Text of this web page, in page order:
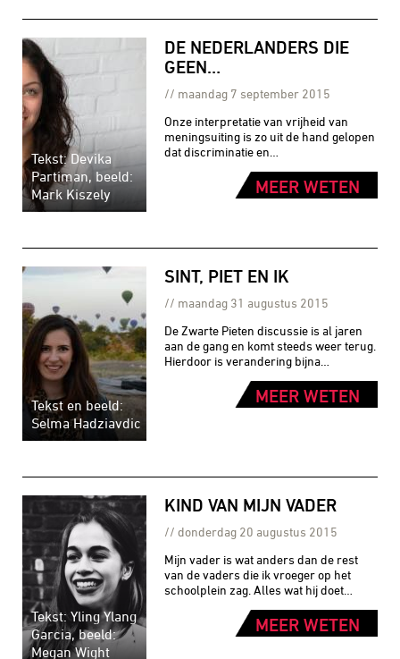
Tekst: Devika
Partiman, beeld:
Mark Kiszely
DE NEDERLANDERS DIE
GEEN…
maandag 7 september 2015
Onze interpretatie van vrijheid van
meningsuiting is zo uit de hand gelopen
dat discriminatie en…
MEER WETEN
Tekst en beeld:
Selma Hadziavdic
SINT, PIET EN IK
maandag 31 augustus 2015
De Zwarte Pieten discussie is al jaren
aan de gang en komt steeds weer terug.
Hierdoor is verandering bijna…
MEER WETEN
Tekst: Yling Ylang
Garcia, beeld:
Megan Wight
KIND VAN MIJN VADER
donderdag 20 augustus 2015
Mijn vader is wat anders dan de rest
van de vaders die ik vroeger op het
schoolplein zag. Alles wat hij doet…
MEER WETEN